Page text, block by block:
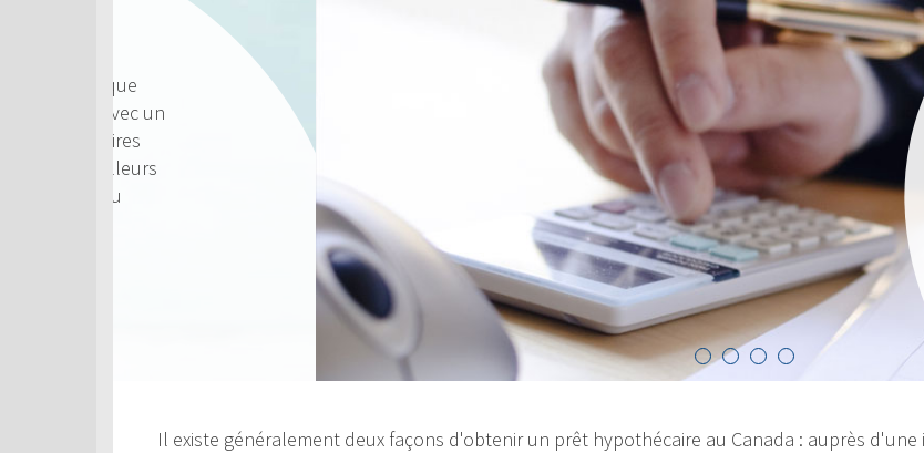
Nos
qui
d’œil
VOIR
Il existe généralement deux façons d'obtenir un prêt hypothécaire au Canada : auprès